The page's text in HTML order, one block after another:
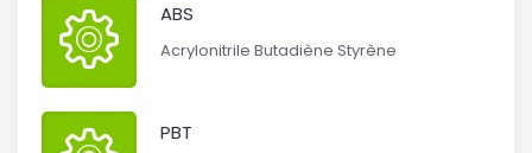
ABS
Acrylonitrile Butadiène Styrène
PBT